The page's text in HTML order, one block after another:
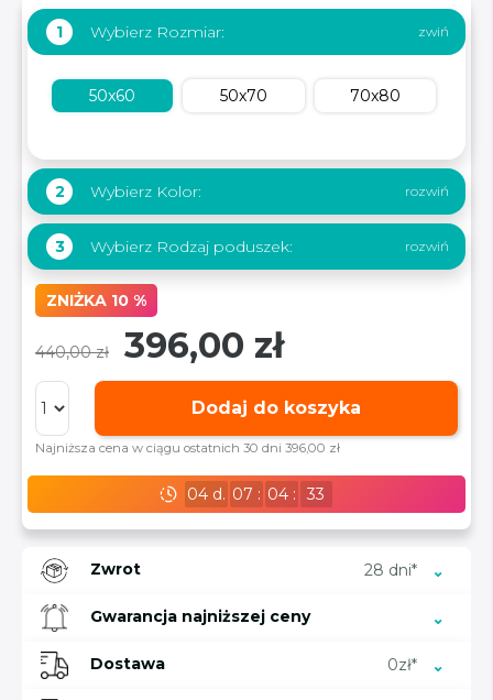
1 Wybierz Rozmiar:
50x60 50x70 70x80
2 Wybierz Kolor:
3 Wybierz Rodzaj poduszek:
ZNIŻKA 10 %
440,00 zł 396,00 zł
Dodaj do koszyka
Najniższa cena w ciągu ostatnich 30 dni 396,00 zł
04d. 07 : 04: 31
Zwrot 28 dni*
Gwarancja najniższej ceny
Dostawa 0zł*